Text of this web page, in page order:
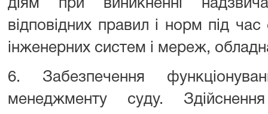
діям при виникненні
відповідних правил і норм під час
інженерних систем і мереж,
6. Забезпечення
менеджменту суду.